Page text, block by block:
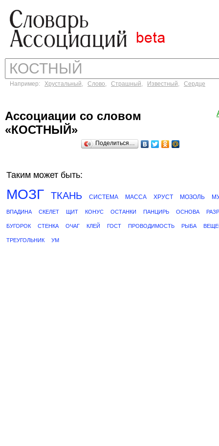
Например: Хрустальный, Слово, Страшный, Известный, Сердце
Ассоциации со словом
«КОСТНЫЙ»
Поделиться…
Таким может быть:
МОЗГ ТКАНЬ СИСТЕМА МАССА ХРУСТ МОЗОЛЬ
ВПАДИНА СКЕЛЕТ ЩИТ КОНУС ОСТАНКИ ПАНЦИРЬ ОСНОВА
БУГОРОК СТЕНКА ОЧАГ КЛЕЙ ГОСТ ПРОВОДИМОСТЬ РЫБА
ТРЕУГОЛЬНИК УМ